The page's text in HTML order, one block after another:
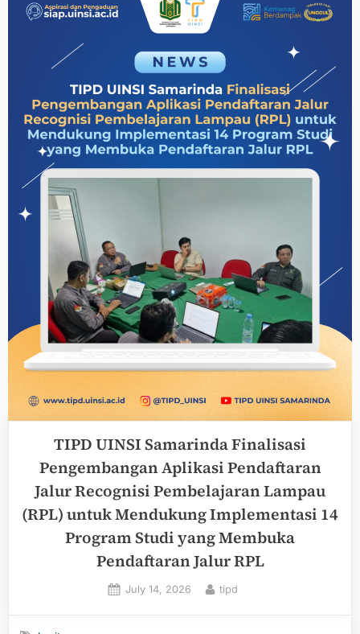
Pesantren
UINSI
Samarinda
Bahas
Pembaruan
dan
Pengembangan
Aplikasi
TIPD UINSI Samarinda Finalisasi
Pengembangan Aplikasi Pendaftaran
Jalur Recognisi Pembelajaran Lampau
(RPL) untuk Mendukung Implementasi 14
Program Studi yang Membuka
Pendaftaran Jalur RPL
Posted
July 14, 2026 By
tipd